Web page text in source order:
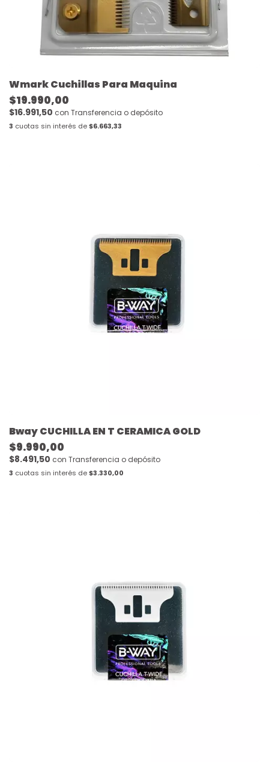
Wmark Cuchillas Para Maquina
$19.990,00
$16.991,50 con Transferencia o depósito
3 cuotas sin interés de$6.663,33
Bway CUCHILLA EN T CERAMICA GOLD
$9.990,00
$8.491,50 con Transferencia o depósito
3 cuotas sin interés de$3.330,00